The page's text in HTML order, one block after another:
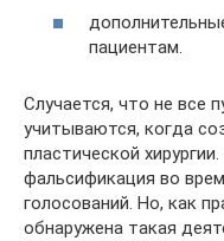
пациентам.
Случается, что не все
учитываются, когда
пластической
фальсификация во
голосований. Но, как
обнаружена такая